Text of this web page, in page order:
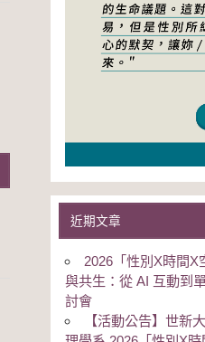
近期文章
2026「性別Χ時間
與共生：從 AI 互動到
討會
【活動公告】世新